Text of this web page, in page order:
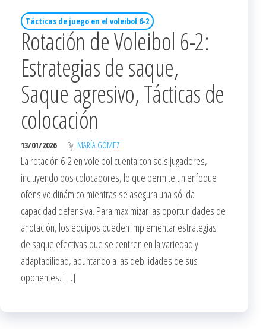
Tácticas de juego en el voleibol 6-2
Rotación de Voleibol 6-2:
Estrategias de saque,
Saque agresivo, Tácticas de
colocación
13/01/2026 By MARÍA GÓMEZ
La rotación 6-2 en voleibol cuenta con seis jugadores,
incluyendo dos colocadores, lo que permite un enfoque
ofensivo dinámico mientras se asegura una sólida
capacidad defensiva. Para maximizar las oportunidades de
anotación, los equipos pueden implementar estrategias
de saque efectivas que se centren en la variedad y
adaptabilidad, apuntando a las debilidades de sus
oponentes. […]